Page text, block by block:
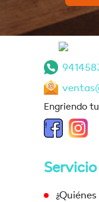
Engriendo